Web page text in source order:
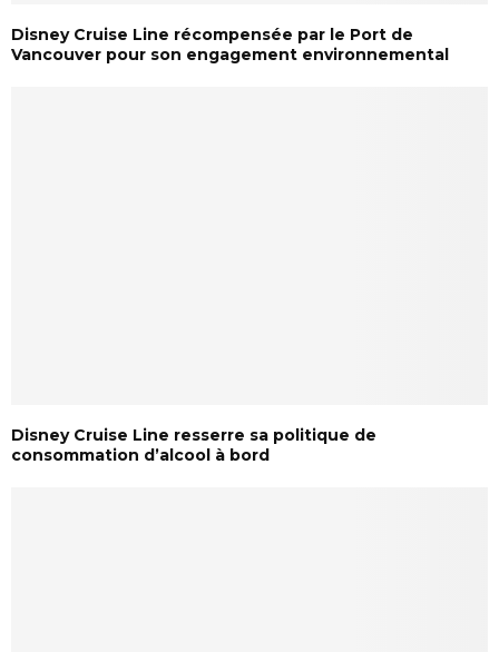
Disney Cruise Line récompensée par le Port de
Vancouver pour son engagement environnemental
Disney Cruise Line resserre sa politique de
consommation d’alcool à bord